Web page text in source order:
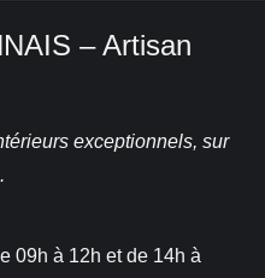
– Artisan
exceptionnels, sur
09h à 12h et de 14h à